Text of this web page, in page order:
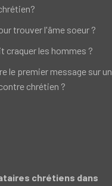
trouver l'âme soeur ?
craquer les hommes ?
le premier message sur un
chrétien ?
chrétiens dans